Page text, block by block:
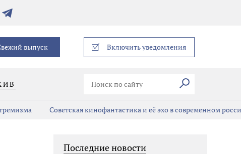
Телеграм
выпуск Включить уведомления
Искать
Советская кинофантастика и её эхо в современном
Последние новости